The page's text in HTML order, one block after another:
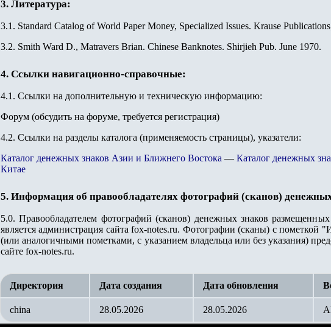
3. Литература:
3.1. Standard Catalog of World Paper Money, Specialized Issues. Krause
3.2. Smith Ward D., Matravers Brian. Chinese Banknotes. Shirjieh Pub. June 1970.
4. Ссылки навигационно-справочные:
4.1. Ссылки на дополнительную и техническую информацию:
Форум (обсудить на форуме, требуется регистрация)
4.2. Ссылки на разделы каталога (применяемость страницы), указатели:
Каталог денежных знаков Азии и Ближнего Востока — Каталог денежных
Китае
5. Информация об правообладателях фотографий (сканов)
5.0. Правообладателем фотографий (сканов) денежных знаков
является администрация сайта fox-notes.ru. Фотографии (сканы) с пометкой
(или аналогичными пометками, с указанием владельца или без указания)
сайте fox-notes.ru.
Директория
Дата создания Дата обновления
china 28.05.2026 28.05.2026